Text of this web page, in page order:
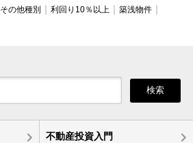
その他種別 利回り10％以上
築浅物件
検索
不動産投資入門